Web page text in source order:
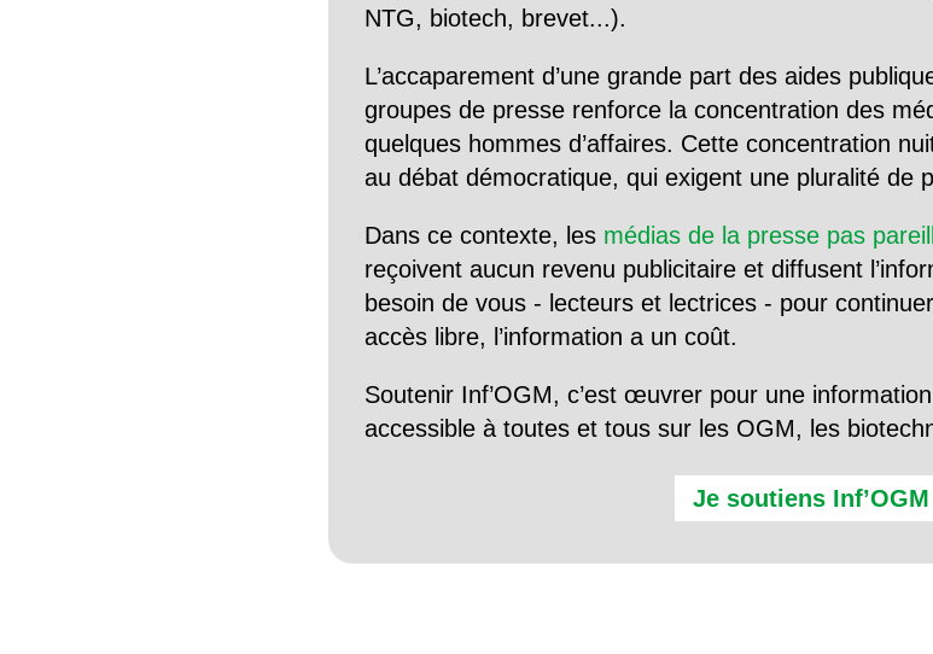
NTG, biotech, brevet...).
L’accaparement d’une grande part des aides
groupes de presse renforce la concentration des
quelques hommes d’affaires. Cette concentration
au débat démocratique, qui exigent une pluralité de
Dans ce contexte, les médias de la presse pas
reçoivent aucun revenu publicitaire et diffusent
besoin de vous - lecteurs et lectrices - pour
accès libre, l’information a un coût.
Soutenir Inf’OGM, c’est œuvrer pour une
accessible à toutes et tous sur les OGM, les
Je soutiens Inf’OGM